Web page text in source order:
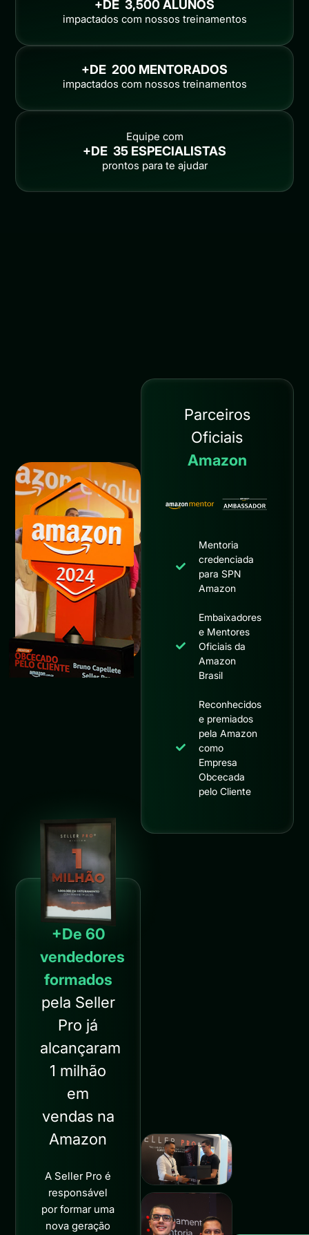
+DE 3,500 ALUNOS
impactados com nossos treinamentos
+DE 200 MENTORADOS
impactados com nossos treinamentos
Equipe com
+DE 35 ESPECIALISTAS
prontos para te ajudar
Parceiros
Oficiais
Amazon
Mentoria
credenciada
para SPN
Amazon
Embaixadores
e Mentores
Oficiais da
Amazon
Brasil
Reconhecidos
e premiados
pela Amazon
como
Empresa
Obcecada
pelo Cliente
+De 60
vendedores
formados
pela Seller
Pro já
alcançaram
1 milhão
em
vendas na
Amazon
A Seller Pro é
responsável
por formar uma
nova geração